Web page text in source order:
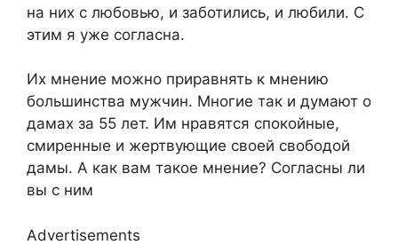
на них с любовью, и заботились, и любили. С
этим я уже согласна.
Их мнение можно приравнять к мнению
большинства мужчин. Многие так и думают о
дамах за 55 лет. Им нравятся спокойные,
смиренные и жертвующие своей свободой
дамы. А как вам такое мнение? Согласны ли
вы с ним
Advertisements